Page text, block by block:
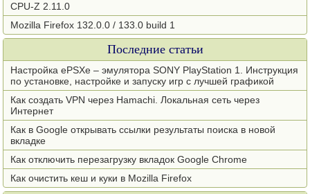
CPU-Z 2.11.0
Mozilla Firefox 132.0.0 / 133.0 build 1
Последние статьи
Настройка ePSXe – эмулятора SONY PlayStation 1. Инструкция
по установке, настройке и запуску игр с лучшей графикой
Как создать VPN через Hamachi. Локальная сеть через
Интернет
Как в Google открывать ссылки результаты поиска в новой
вкладке
Как отключить перезагрузку вкладок Google Chrome
Как очистить кеш и куки в Mozilla Firefox